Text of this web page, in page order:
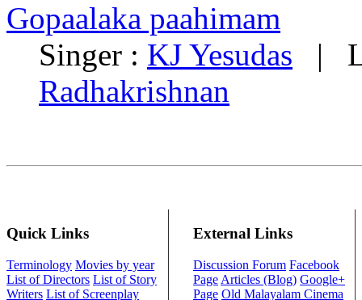
Gopaalaka paahimam
Singer : KJ Yesudas |
Radhakrishnan
Quick Links
Terminology Movies by year
List of Directors List of Story
Writers List of Screenplay
External Links
Discussion Forum Facebook
Page Articles (Blog) Google+
Page Old Malayalam Cinema